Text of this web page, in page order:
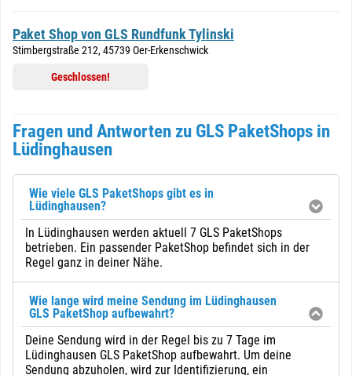
Paket Shop von GLS Rundfunk Tylinski
Stimbergstraße 212, 45739 Oer-Erkenschwick
Geschlossen!
Fragen und Antworten zu GLS PaketShops in
Lüdinghausen
Wie viele GLS PaketShops gibt es in
Lüdinghausen?
In Lüdinghausen werden aktuell 7 GLS PaketShops
betrieben. Ein passender PaketShop befindet sich in der
Regel ganz in deiner Nähe.
Wie lange wird meine Sendung im Lüdinghausen
GLS PaketShop aufbewahrt?
Deine Sendung wird in der Regel bis zu 7 Tage im
Lüdinghausen GLS PaketShop aufbewahrt. Um deine
Sendung abzuholen, wird zur Identifizierung, ein